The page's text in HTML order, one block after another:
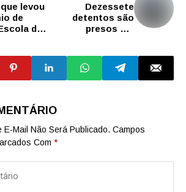
levou
de
do
unidades
de SP
Dezessete
detentos são
presos em
estado de São
Paulo
E-Mail Não Será Publicado. Campos
Com *